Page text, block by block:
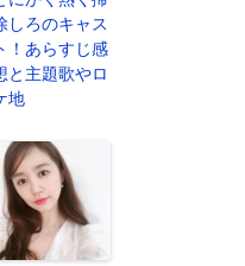
しろのキャス
！あらすじ感
と主題歌やロ
地